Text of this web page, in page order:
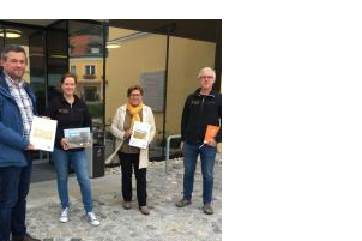
gemachter
Löwenzahnhonig!